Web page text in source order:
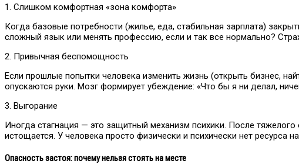
1. Слишком комфортная «зона комфорта»
Когда базовые потребности (жилье, еда, стабильная зарплата)
сложный язык или менять профессию, если и так все нормально?
2. Привычная беспомощность
Если прошлые попытки человека изменить жизнь (открыть бизнес,
опускаются руки. Мозг формирует убеждение: «Что бы я ни делал,
3. Выгорание
Иногда стагнация — это защитный механизм психики. После
истощается. У человека просто физически и психически нет ресурса
Опасность застоя: почему нельзя стоять на месте